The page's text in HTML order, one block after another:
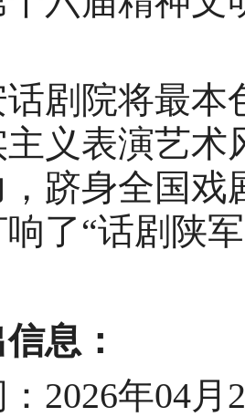
院将最本
义表演艺术
跻身全国戏
了“话剧陕
息：
年04月